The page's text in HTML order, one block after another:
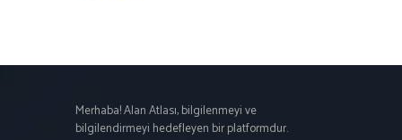
Merhaba! Alan Atlası, bilgilenmeyi ve
bilgilendirmeyi hedefleyen bir platformdur.